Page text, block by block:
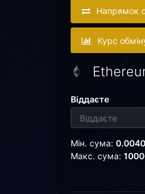
Напрямок
Курс
Віддаєте
Мін. сума:
Макс. сума: